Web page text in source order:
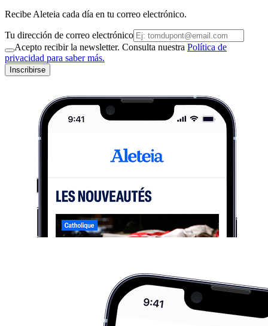
Recibe Aleteia cada día en tu correo electrónico.
Tu dirección de correo electrónico
Acepto recibir la newsletter. Consulta nuestra Política de
privacidad para saber más.
Inscribirse